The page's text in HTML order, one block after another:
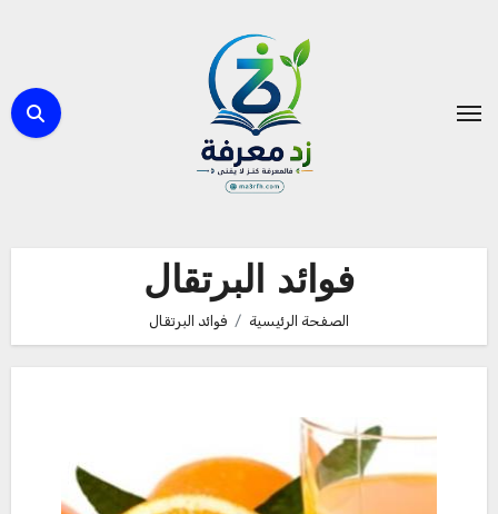
فوائد البرتقال
الصفحة الرئيسية فوائد البرتقال